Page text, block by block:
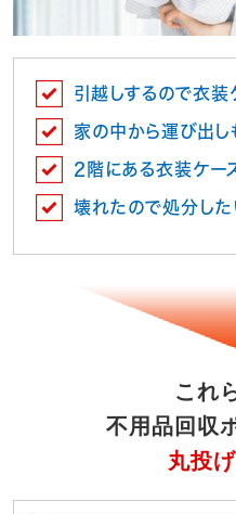
引越しするので衣装
家の中から運び出し
2階にある衣装ケー
壊れたので処分した
これ
不用品回収
丸投げ